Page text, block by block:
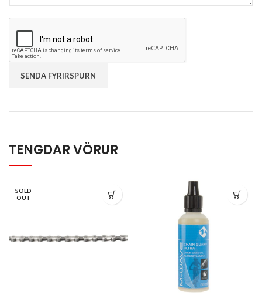
TENGDAR VÖRUR
SOLD
OUT